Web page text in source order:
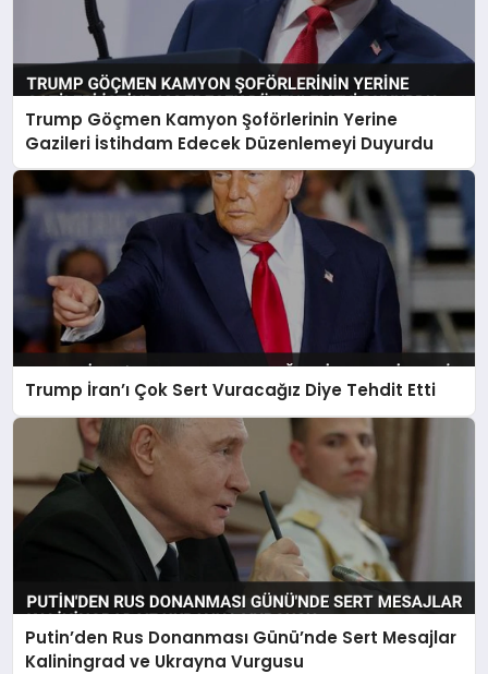
Trump Göçmen Kamyon Şoförlerinin Yerine
Gazileri İstihdam Edecek Düzenlemeyi Duyurdu
Trump İran’ı Çok Sert Vuracağız Diye Tehdit Etti
Putin’den Rus Donanması Günü’nde Sert Mesajlar
Kaliningrad ve Ukrayna Vurgusu